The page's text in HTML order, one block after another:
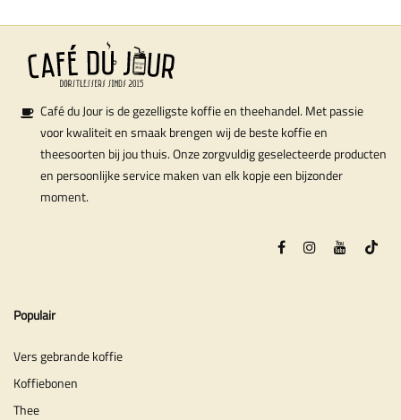
Café du Jour is de gezelligste koffie en theehandel. Met passie
voor kwaliteit en smaak brengen wij de beste koffie en
theesoorten bij jou thuis. Onze zorgvuldig geselecteerde producten
en persoonlijke service maken van elk kopje een bijzonder
moment.
Populair
Vers gebrande koffie
Koffiebonen
Thee